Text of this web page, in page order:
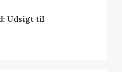
Udsigt til